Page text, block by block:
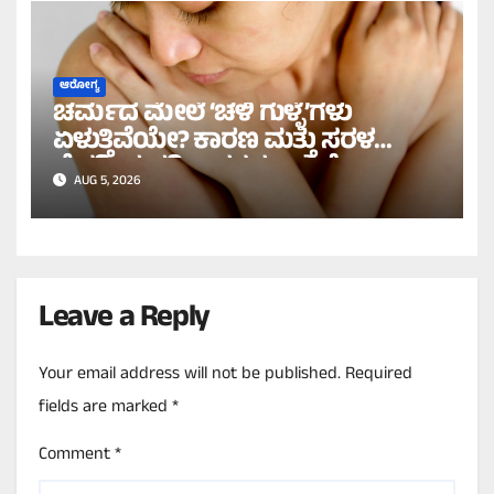
ಆರೋಗ್ಯ
ಚರ್ಮದ ಮೇಲೆ ‘ಚಳಿ ಗುಳ್ಳೆ’ಗಳು
ಏಳುತ್ತಿವೆಯೇ? ಕಾರಣ ಮತ್ತು ಸರಳ
ನೈಸರ್ಗಿಕ ಪರಿಹಾರಗಳು ಇಲ್ಲಿವೆ!
AUG 5, 2026
Leave a Reply
Your email address will not be published.Required
fields are marked*
Comment*